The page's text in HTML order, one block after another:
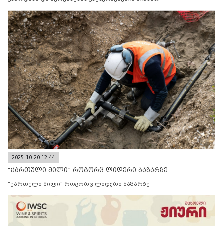
2025-10-20 12:44
“ქართული მილი” როგორც ლიდერი ბაზარზე
“ქართული მილი” როგორც ლიდერი ბაზარზე